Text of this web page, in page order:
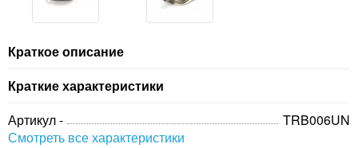
Краткое описание
Краткие характеристики
Артикул -
TRB006UN
Смотреть все характеристики